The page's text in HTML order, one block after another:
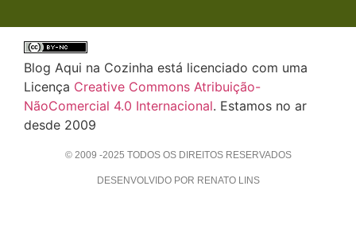
Blog Aqui na Cozinha está licenciado com uma
Licença Creative Commons Atribuição-
NãoComercial 4.0 Internacional. Estamos no ar
desde 2009
© 2009 -2025 TODOS OS DIREITOS RESERVADOS
DESENVOLVIDO POR RENATO LINS